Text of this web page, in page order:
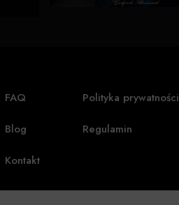
FAQ
Blog
Kontakt
Polityka prywatności
Regulamin